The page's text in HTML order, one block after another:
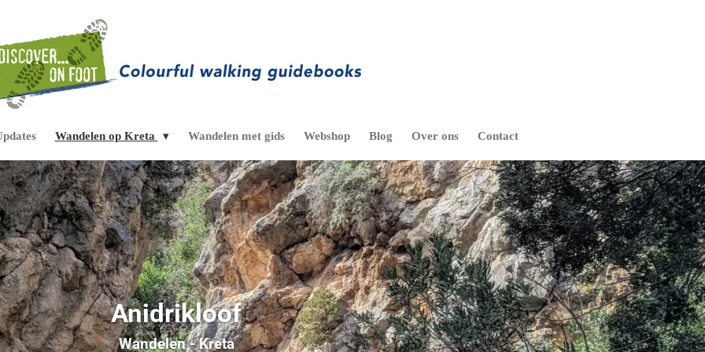
Wandelen op Kreta Wandelen met gids Webshop Blog Over ons Contact
Anidrikloof
Wandelen - Kreta